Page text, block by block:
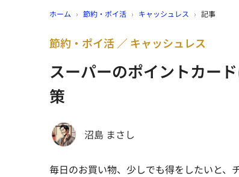
ホーム › 節約・ポイ活 › キャッシュレス › 記事
スーパーのポイントカー
策
節約・ポイ活 キャッシュレス
沼島 まさし
毎日のお買い物、少しでも得をしたいと、